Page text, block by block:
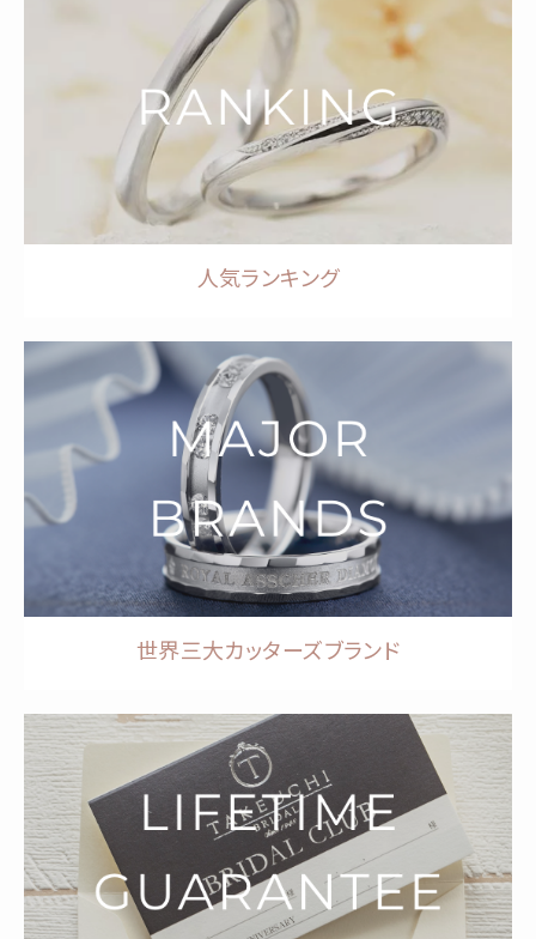
人気ランキング
世界三大カッターズブランド